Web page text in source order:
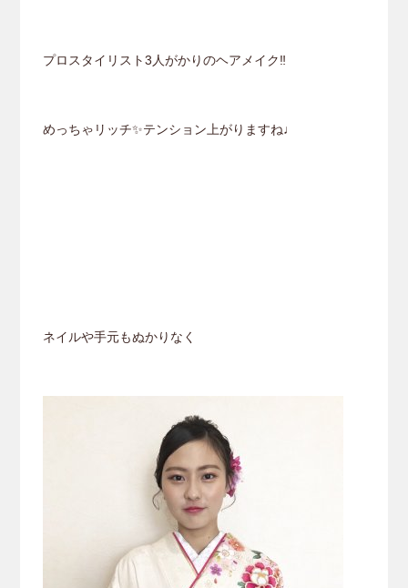
プロスタイリスト3人がかりのヘアメイク‼︎
めっちゃリッチ✨テンション上がりますね♩
ネイルや手元もぬかりなく